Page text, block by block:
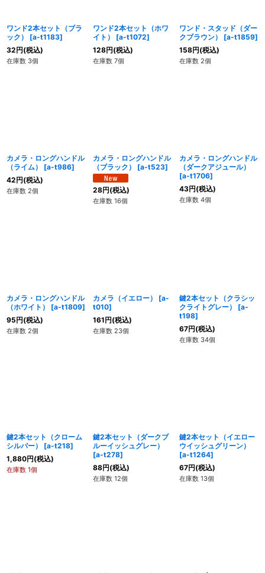
ワンド2本セット（ブラ
ック）
[a-t1183]
32円(税込)
在庫数 3個
ワンド2本セット（ホワ
イト）
[a-t1072]
128円(税込)
在庫数 7個
ワンド・スタッド（ダー
クブラウン）
[a-t1859]
158円(税込)
在庫数 2個
カメラ・ロングハンドル
（ライム）
[a-t986]
42円(税込)
在庫数 2個
カメラ・ロングハンドル
（ブラック）
[a-t523]
28円(税込)
在庫数 16個
カメラ・ロングハンドル
（ダークアジュール）
[a-t1706]
43円(税込)
在庫数 4個
カメラ・ロングハンドル
（ホワイト）
[a-t1809]
95円(税込)
在庫数 2個
カメラ（イエロー） [a-
t010]
161円(税込)
在庫数 23個
鍵2本セット（クラシッ
クライトグレー）
[a-
t198]
67円(税込)
在庫数 34個
鍵2本セット（クローム
シルバー）
[a-t218]
1,880円(税込)
在庫数 1個
鍵2本セット（ダークブ
ルーイッシュグレー）
[a-t278]
88円(税込)
在庫数 12個
鍵2本セット（イエロー
ウイッシュグリーン）
[a-t1264]
67円(税込)
在庫数 13個